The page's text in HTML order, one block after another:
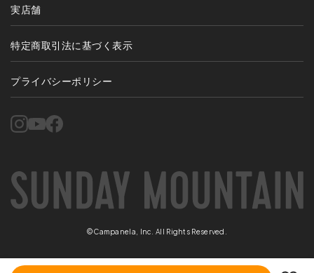
実店舗
特定商取引法に基づく表示
プライバシーポリシー
©Campanela, Inc. All Rights Reserved.